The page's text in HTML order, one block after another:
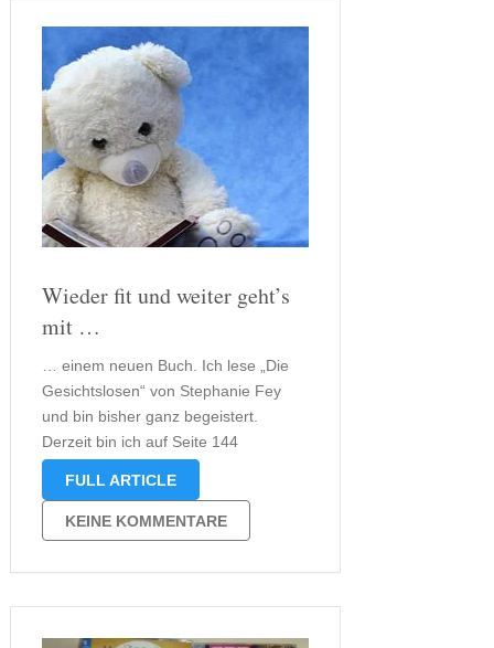
Wieder fit und weiter geht’s
mit …
… einem neuen Buch. Ich lese „Die
Gesichtslosen“ von Stephanie Fey
und bin bisher ganz begeistert.
Derzeit bin ich auf Seite 144
angelangt. Viel sagen möchte ich
Täter ist der ungewöhnlichste von
dem ich seit langem gelesen habe.
Nun muss …
FULL ARTICLE
KEINE KOMMENTARE